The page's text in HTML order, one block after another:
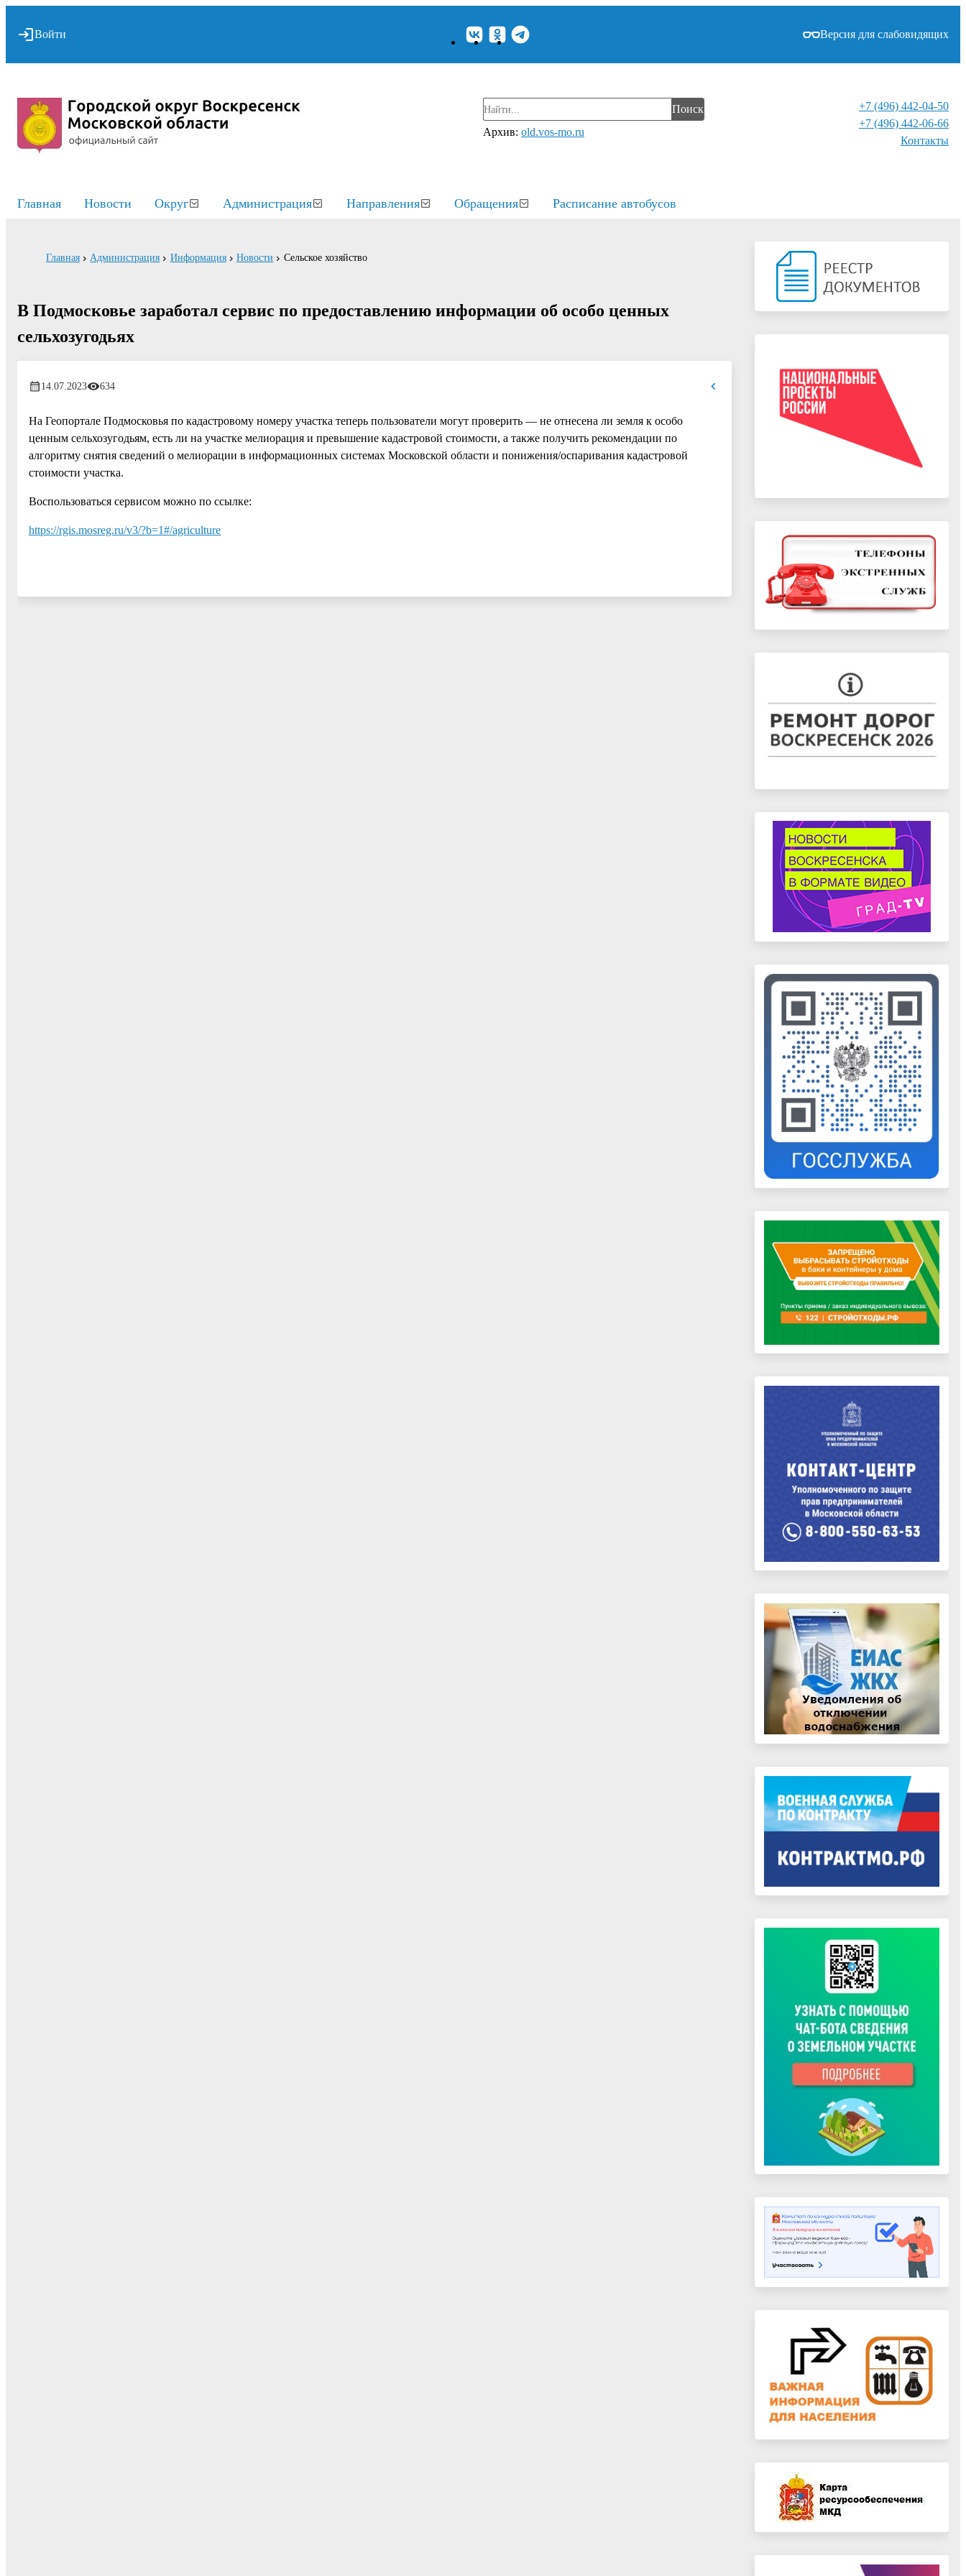
Войти Версия для слабовидящих
Поиск
Архив: old.vos-mo.ru
+7 (496) 442-04-50
+7 (496) 442-06-66
Контакты⁠
Главная Новости Округ Администрация Направления Обращения Расписание автобусов
Главная Администрация Информация Новости Сельское хозяйство
В Подмосковье заработал сервис по предоставлению информации об особо ценных
сельхозугодьях
14.07.2023 634
На Геопортале Подмосковья по кадастровому номеру участка теперь пользователи могут проверить — не отнесена ли земля к особо
ценным сельхозугодьям, есть ли на участке мелиорация и превышение кадастровой стоимости, а также получить рекомендации по
алгоритму снятия сведений о мелиорации в информационных системах Московской области и понижения/оспаривания кадастровой
стоимости участка.
Воспользоваться сервисом можно по ссылке:
https://rgis.mosreg.ru/v3/?b=1#/agriculture